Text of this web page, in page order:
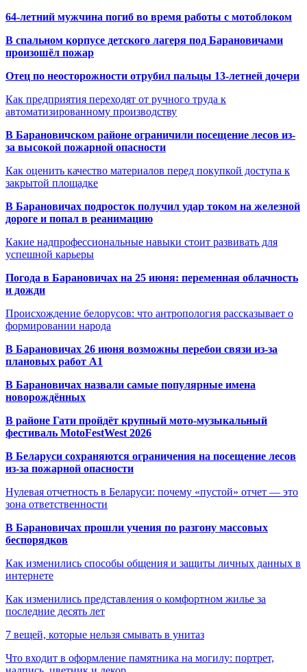
64-летний мужчина погиб во время работы с мотоблоком
В спальном корпусе детского лагеря под Барановичами
произошёл пожар
Отец по неосторожности отрубил пальцы 13-летней дочери
Как предприятия переходят от ручного труда к
автоматизированному производству
В Барановичском районе ограничили посещение лесов из-
за высокой пожарной опасности
Как оценить качество материалов перед покупкой доступа к
закрытой площадке
В Барановичах подросток получил удар током на железной
дороге и попал в реанимацию
Какие надпрофессиональные навыки стоит развивать для
успешной карьеры
Погода в Барановичах на 25 июня: переменная облачность
и дожди
Происхождение белорусов: что антропология рассказывает о
формировании народа
В Барановичах 26 июня возможны перебои связи из-за
плановых работ A1
В Барановичах назвали самые популярные имена
новорождённых
В районе Гати пройдёт крупный мото-музыкальный
фестиваль MotoFestWest 2026
В Беларуси сохраняются ограничения на посещение лесов
из-за пожарной опасности
Нулевая отчетность в Беларуси: почему «пустой» отчет — это
зона ответственности
В Барановичах прошли учения по разгону массовых
беспорядков
Как изменились способы общения и защиты личных данных в
интернете
Как изменились представления о комфортном жилье за
последние десять лет
7 вещей, которые нельзя смывать в унитаз
Что входит в оформление памятника на могилу: портрет,